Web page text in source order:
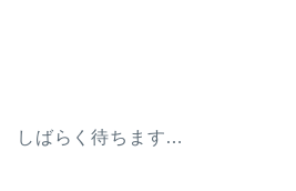
しばらく待ちます…